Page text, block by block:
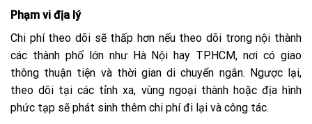
Phạm vi địa lý
Chi phí theo dõi sẽ thấp hơn nếu theo dõi trong nội thành
các thành phố lớn như Hà Nội hay TP.HCM, nơi có giao
thông thuận tiện và thời gian di chuyển ngắn. Ngược lại,
theo dõi tại các tỉnh xa, vùng ngoại thành hoặc địa hình
phức tạp sẽ phát sinh thêm chi phí đi lại và công tác.